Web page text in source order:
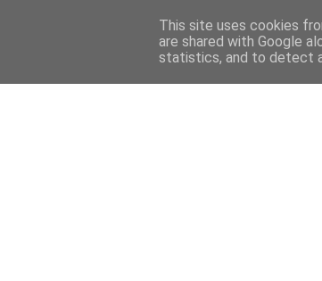
This site uses cookies
are shared with Google
statistics, and to detect